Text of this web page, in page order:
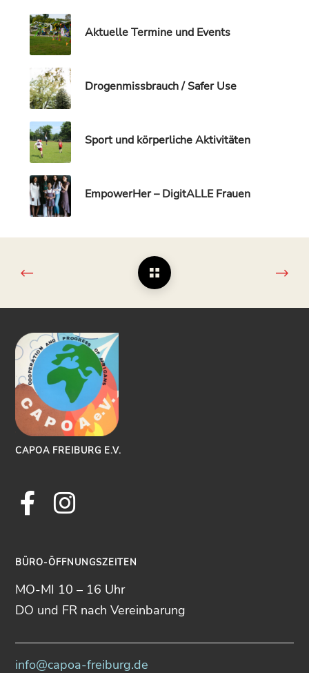
Aktuelle Termine und Events
Drogenmissbrauch / Safer Use
Sport und körperliche Aktivitäten
EmpowerHer – DigitALLE Frauen
CAPOA FREIBURG E.V.
BÜRO-ÖFFNUNGSZEITEN
MO-MI 10 – 16 Uhr
DO und FR nach Vereinbarung
info@capoa-freiburg.de